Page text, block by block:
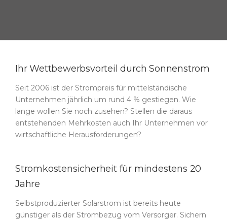
Ihr Wettbewerbsvorteil durch Sonnenstrom
Seit 2006 ist der Strompreis für mittelständische
Unternehmen jährlich um rund 4 % gestiegen. Wie
lange wollen Sie noch zusehen? Stellen die daraus
entstehenden Mehrkosten auch Ihr Unternehmen vor
wirtschaftliche Herausforderungen?
Stromkostensicherheit für mindestens 20
Jahre
Selbstproduzierter Solarstrom ist bereits heute
günstiger als der Strombezug vom Versorger. Sichern